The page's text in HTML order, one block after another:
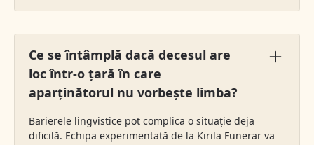
Ce se întâmplă dacă decesul are
loc într-o țară în care
aparținătorul nu vorbește limba?
Barierele lingvistice pot complica o situație deja
dificilă. Echipa experimentată de la Kirila Funerar va